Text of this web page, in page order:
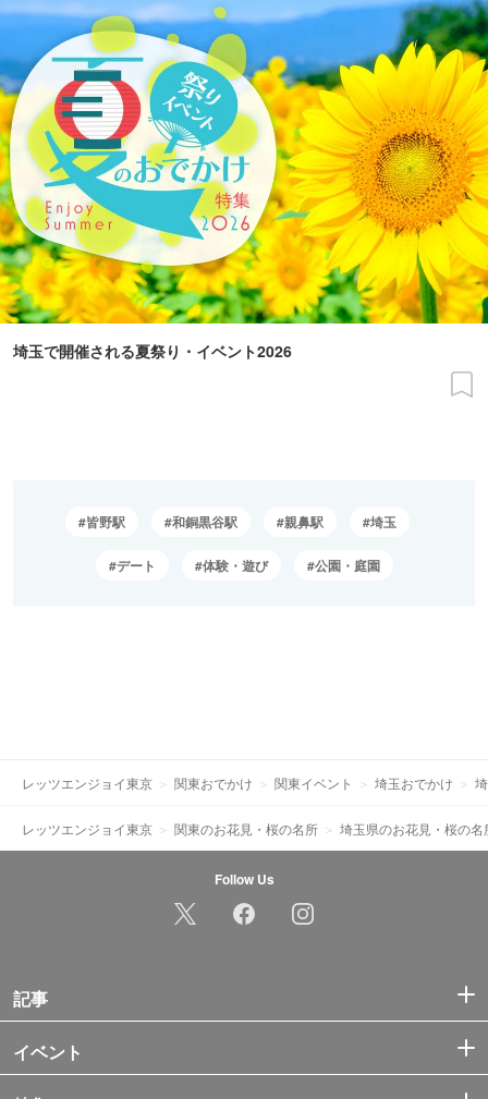
埼玉で開催される夏祭り・イベント2026
皆野駅 和銅黒谷駅 親鼻駅 埼玉
デート 体験・遊び 公園・庭園
レッツエンジョイ東京 関東おでかけ 関東イベント 埼玉おでかけ
レッツエンジョイ東京 関東のお花見・桜の名所 埼玉県のお花見・桜の名
Follow Us
記事
イベント